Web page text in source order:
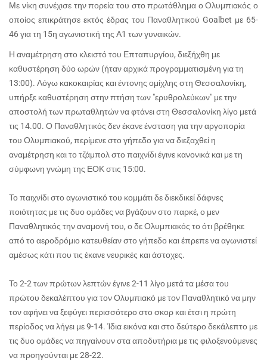
Με νίκη συνέχισε την πορεία του στο πρωτάθλημα ο Ολυμπιακός ο
οποίος επικράτησε εκτός έδρας του Παναθλητικού Goalbet με 65-
46 για τη 15η αγωνιστική της Α1 των γυναικών.
Η αναμέτρηση στο κλειστό του Επταπυργίου, διεξήχθη με
καθυστέρηση δύο ωρών (ήταν αρχικά προγραμματισμένη για τη
13:00). Λόγω κακοκαιρίας και έντονης ομίχλης στη Θεσσαλονίκη,
υπήρξε καθυστέρηση στην πτήση των "ερυθρολεύκων" με την
αποστολή των πρωταθλητών να φτάνει στη Θεσσαλονίκη λίγο μετά
τις 14.00. Ο Παναθλητικός δεν έκανε ένσταση για την αργοπορία
του Ολυμπιακού, περίμενε στο γήπεδο για να διεξαχθεί η
αναμέτρηση και το τζάμπολ στο παιχνίδι έγινε κανονικά και με τη
σύμφωνη γνώμη της ΕΟΚ στις 15:00.
Το παιχνίδι στο αγωνιστικό του κομμάτι δε διεκδικεί δάφνες
ποιότητας με τις δυο ομάδες να βγάζουν στο παρκέ, ο μεν
Παναθλητικός την αναμονή του, ο δε Ολυμπιακός το ότι βρέθηκε
από το αεροδρόμιο κατευθείαν στο γήπεδο και έπρεπε να αγωνιστεί
αμέσως κάτι που τις έκανε νευρικές και άστοχες.
Το 2-2 των πρώτων λεπτών έγινε 2-11 λίγο μετά τα μέσα του
πρώτου δεκαλέπτου για τον Ολυμπιακό με τον Παναθλητικό να μην
τον αφήνει να ξεφύγει περισσότερο στο σκορ και έτσι η πρώτη
περίοδος να λήγει με 9-14. Ίδια εικόνα και στο δεύτερο δεκάλεπτο με
τις δυο ομάδες να πηγαίνουν στα αποδυτήρια με τις φιλοξενούμενες
να προηγούνται με 28-22.